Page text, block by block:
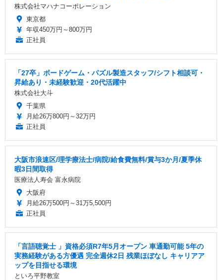
株式会社マハナコーポレーション
東京都
年収450万円～800万円
正社員
「27卒」ボードゲーム・パズル製造スタッフ/シフト相談可・
昇給あり・未経験歓迎・20代活躍中
株式会社大斗
千葉県
月給26万800円～32万円
正社員
大阪市浪速区/理学療法士/病院/給食費無料/賞与3か月/夏季休
暇3日間取得
医療法人寿会 富永病院
大阪府
月給26万500円～31万5,500円
正社員
「言語聴覚士 」資格必須R7年5月オープン 車通勤可能 5年の
実務経験がある方優遇 完全週休2日 残業ほぼなし キャリアア
ップを目指せる環境
といろ平野教室